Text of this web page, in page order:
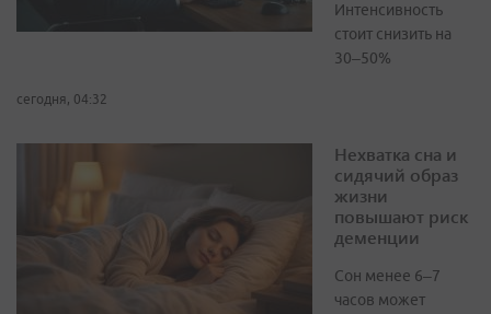
Интенсивность
стоит снизить на
30–50%
сегодня, 04:32
Нехватка сна и
сидячий образ
жизни
повышают риск
деменции
Сон менее 6–7
часов может